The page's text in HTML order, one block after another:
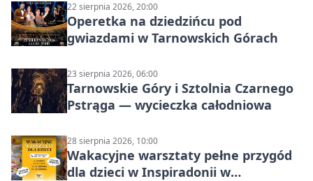
22 sierpnia 2026, 20:00
Operetka na dziedzińcu pod
gwiazdami w Tarnowskich Górach
23 sierpnia 2026, 06:00
Tarnowskie Góry i Sztolnia Czarnego
Pstrąga — wycieczka całodniowa
28 sierpnia 2026, 10:00
Wakacyjne warsztaty pełne przygód
dla dzieci w Inspiradonii w